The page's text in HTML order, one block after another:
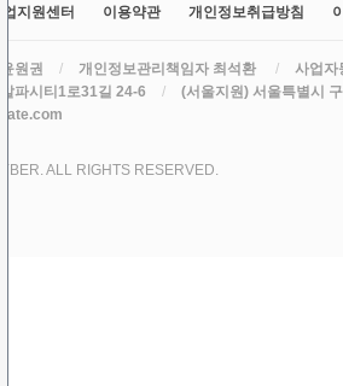
업지원센터 이용약관 개인정보취급방침
윤원권 / 개인정보관리책임자 최석환 /
사업자
파시티1로31길 24-6
/
(서울지원) 서울특별시
ALL RIGHTS RESERVED.